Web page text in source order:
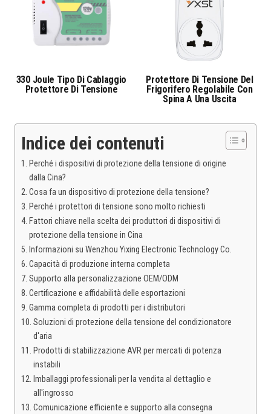
330 Joule Tipo Di Cablaggio
Protettore Di Tensione
Protettore Di Tensione Del
Frigorifero Regolabile Con
Spina A Una Uscita
Indice dei contenuti
Perché i dispositivi di protezione della tensione di origine
dalla Cina?
Cosa fa un dispositivo di protezione della tensione?
Perché i protettori di tensione sono molto richiesti
Fattori chiave nella scelta dei produttori di dispositivi di
protezione della tensione in Cina
Informazioni su Wenzhou Yixing Electronic Technology Co.
Capacità di produzione interna completa
Supporto alla personalizzazione OEM/ODM
Certificazione e affidabilità delle esportazioni
Gamma completa di prodotti per i distributori
Soluzioni di protezione della tensione del condizionatore
d'aria
Prodotti di stabilizzazione AVR per mercati di potenza
instabili
Imballaggi professionali per la vendita al dettaglio e
all'ingrosso
Comunicazione efficiente e supporto alla consegna